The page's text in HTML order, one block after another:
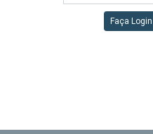
Faça Login